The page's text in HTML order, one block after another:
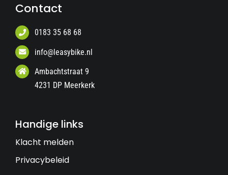
Contact
0183 35 68 68
info@leasybike.nl
Ambachtstraat 9
4231 DP Meerkerk
Handige links
Klacht melden
Privacybeleid